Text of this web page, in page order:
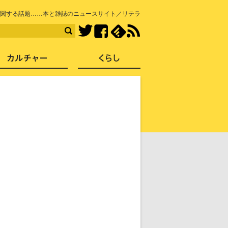
する話題……本と雑誌のニュースサイト／リテラ
TwitterFacebook
社会